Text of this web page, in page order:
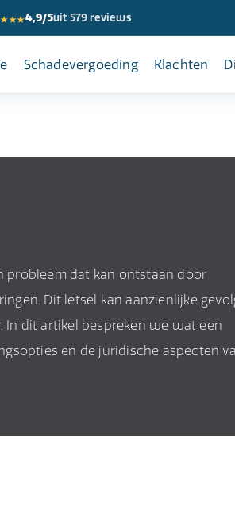
4,9/5uit 579 reviews
Schadevergoeding Klachten
probleem dat kan ontstaan door
Dit letsel kan aanzienlijke
dit artikel bespreken we wat een
en de juridische aspecten